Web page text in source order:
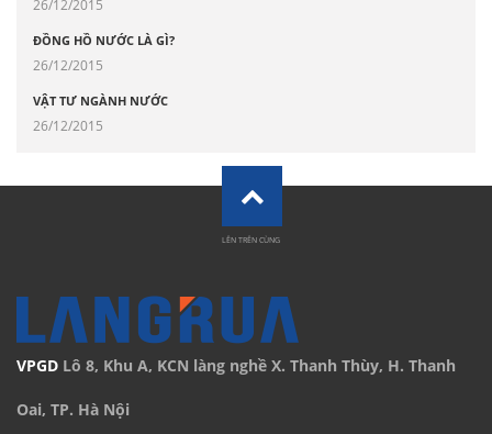
26/12/2015
ĐỒNG HỒ NƯỚC LÀ GÌ?
26/12/2015
VẬT TƯ NGÀNH NƯỚC
26/12/2015
VPGD Lô 8, Khu A, KCN làng nghề X. Thanh Thùy, H. Thanh
Oai, TP. Hà Nội
LÊN TRÊN CÙNG